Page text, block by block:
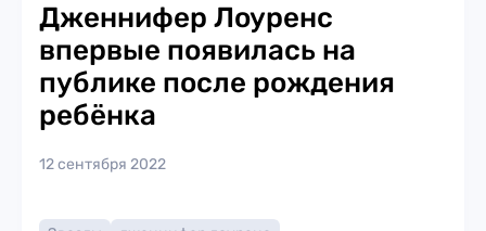
Дженнифер Лоуренс
впервые появилась на
публике после рождения
ребёнка
12 сентября 2022